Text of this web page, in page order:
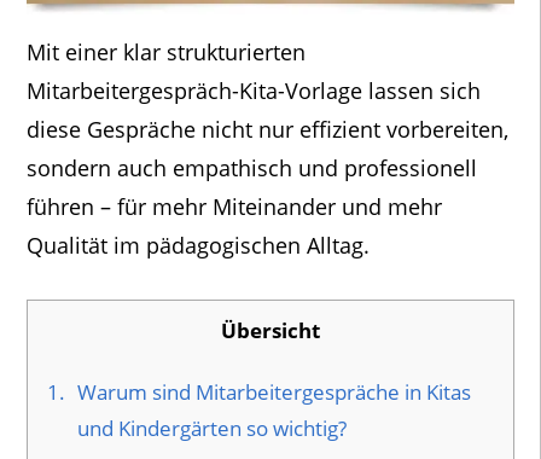
Mit einer klar strukturierten
Mitarbeitergespräch-Kita-Vorlage lassen sich
diese Gespräche nicht nur effizient vorbereiten,
sondern auch empathisch und professionell
führen – für mehr Miteinander und mehr
Qualität im pädagogischen Alltag.
Übersicht
1. Warum sind Mitarbeitergespräche in Kitas
und Kindergärten so wichtig?